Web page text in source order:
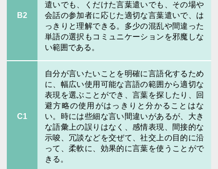
B2
遣いでも、くだけた言葉遣いでも、その場や
会話の参加者に応じた適切な言葉遣いで、は
っきりと理解できる。多少の混乱や間違った
単語の選択もコミュニケーションを邪魔しな
い範囲である。
C1
自分が言いたいことを明確に言語化するため
に、幅広い使用可能な言語の範囲から適切な
表現を選ぶことができ、言葉を探したり、回
避方略の使用がはっきりと分かることはな
い。時には些細な言い間違いがあるが、大き
な語彙上の誤りはなく、感情表現、間接的な
示唆、冗談などを交ぜて、社交上の目的に沿
って、柔軟に、効果的に言葉を使うことがで
きる。